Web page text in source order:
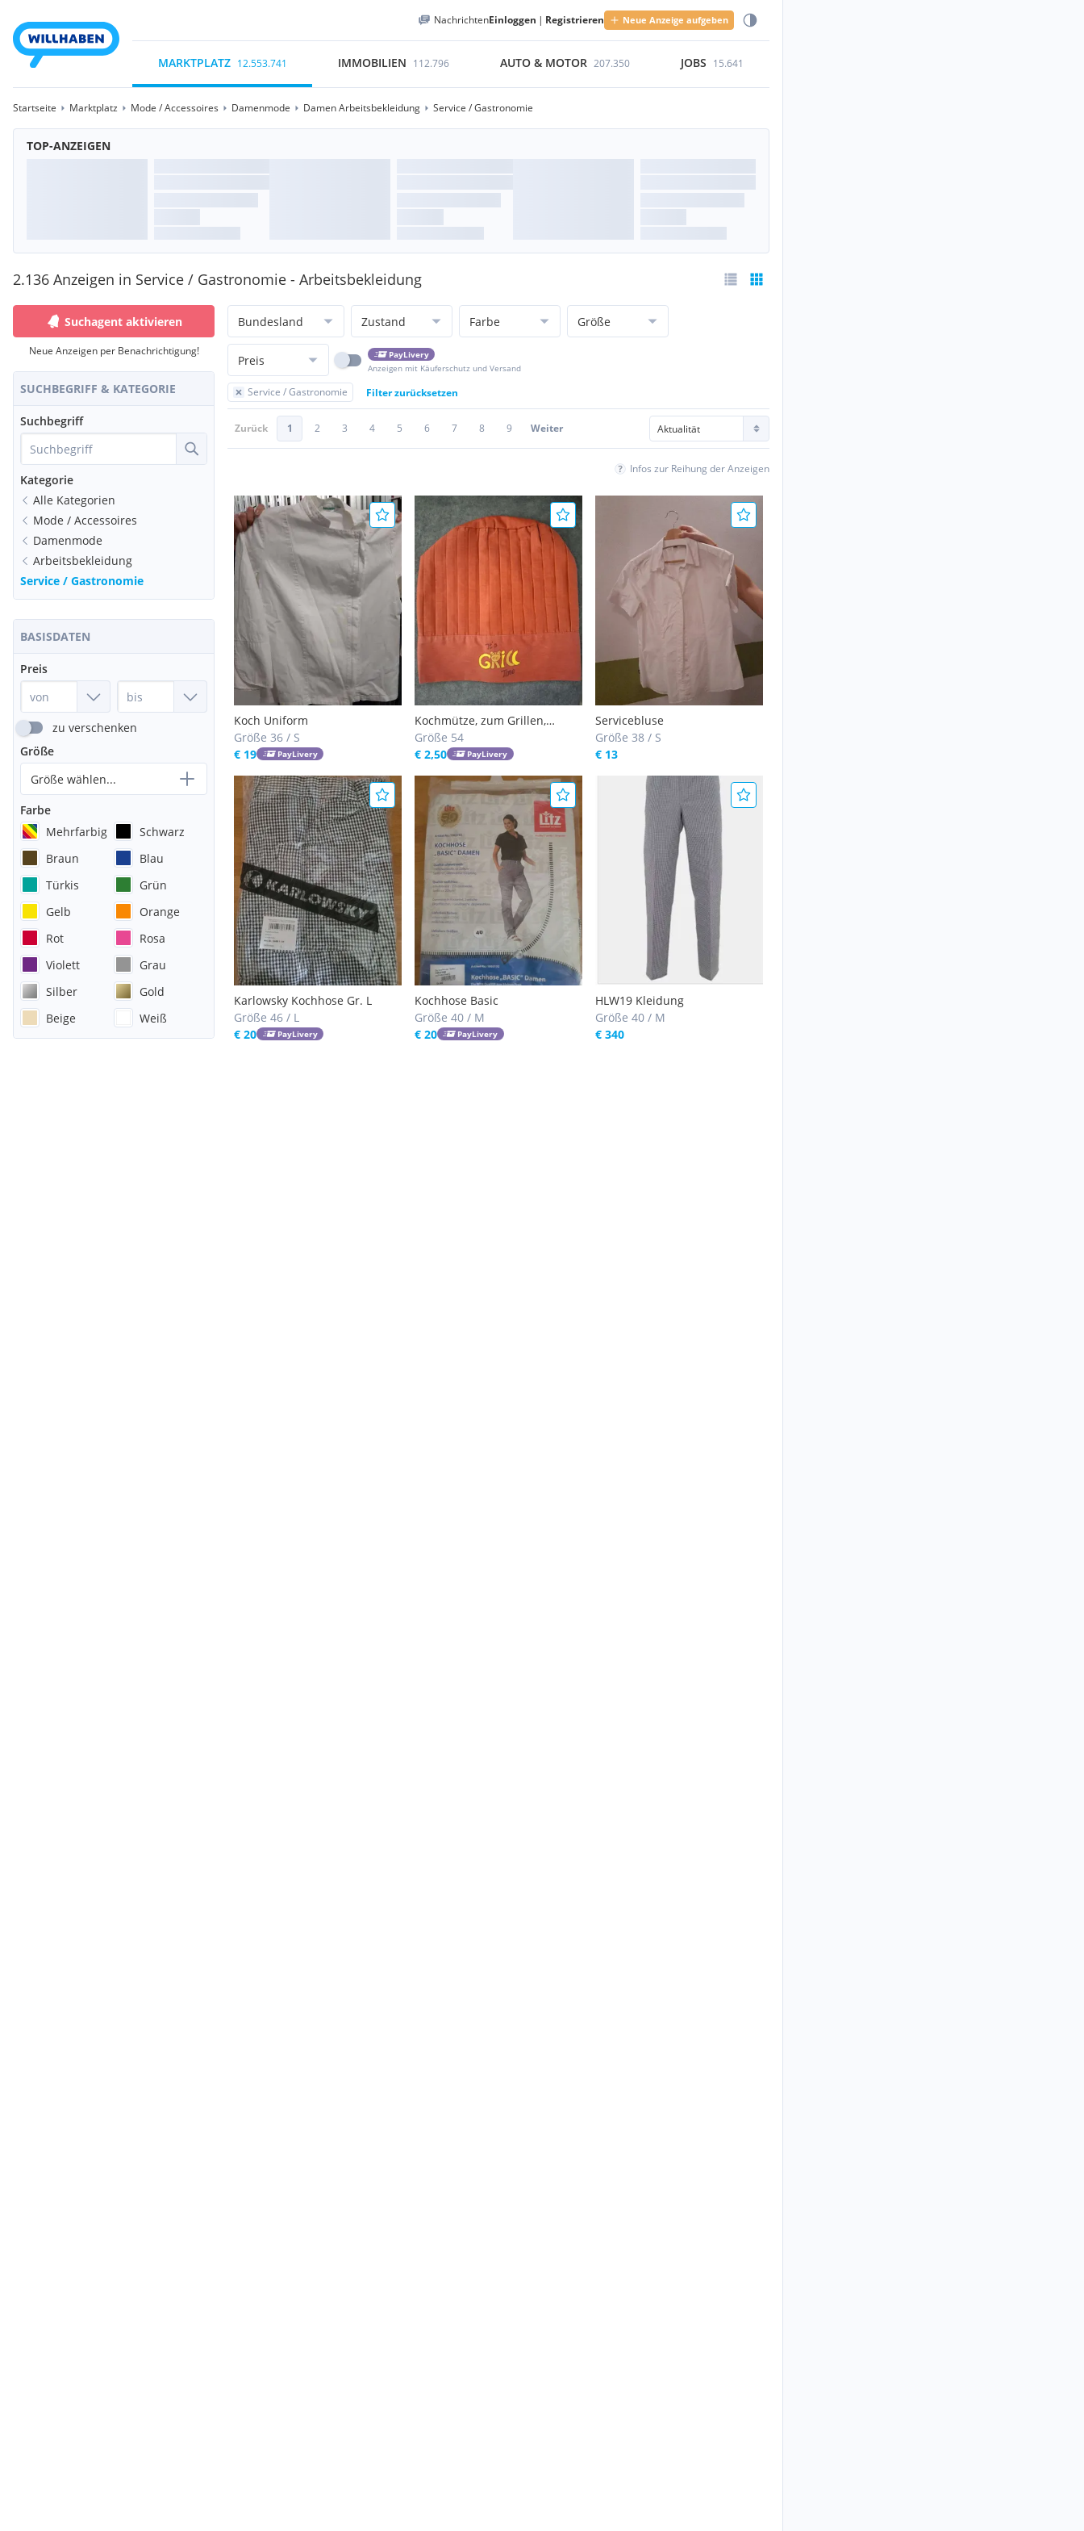
NachrichtenEinloggen | Registrieren Neue Anzeige aufgeben
MARKTPLATZ 12.553.741 IMMOBILIEN 112.796 AUTO & MOTOR 207.350 JOBS 15.641
Startseite Marktplatz Mode / Accessoires Damenmode Damen Arbeitsbekleidung Service / Gastronomie
TOP-ANZEIGEN
2.136 Anzeigen in Service / Gastronomie - Arbeitsbekleidung
Suchagent aktivieren
Neue Anzeigen per Benachrichtigung!
SUCHBEGRIFF & KATEGORIE
Suchbegriff
Kategorie
Alle Kategorien
Mode / Accessoires
Damenmode
Arbeitsbekleidung
Service / Gastronomie
BASISDATEN
Preis
zu verschenken
Größe
Größe wählen...
Farbe
Mehrfarbig
Schwarz
Braun
Blau
Türkis
Grün
Gelb
Orange
Rot
Rosa
Violett
Grau
Silber
Gold
Beige
Weiß
Bundesland Zustand Farbe Größe
Preis
PayLivery
Anzeigen mit Käuferschutz und Versand
Service / Gastronomie Filter zurücksetzen
Zurück 1 2 3 4 5 6 7 8 9 Weiter
Infos zur Reihung der Anzeigen
Koch Uniform
Größe 36 / S
€ 19
PayLivery
Kochmütze, zum Grillen,
Kochen,
Größe 54
€ 2,50
PayLivery
Servicebluse
Größe 38 / S
€ 13
Karlowsky Kochhose Gr. L
Größe 46 / L
€ 20
PayLivery
Kochhose Basic
Größe 40 / M
€ 20
PayLivery
HLW19 Kleidung
Größe 40 / M
€ 340